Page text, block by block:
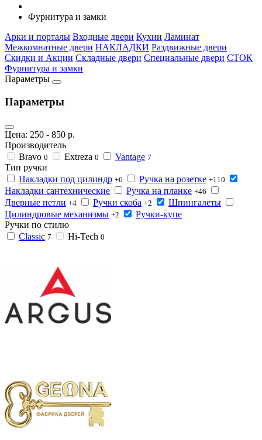
Фурнитура и замки
Арки и порталы Входные двери Кухни Ламинат
Межкомнатные двери НАКЛАДКИ Раздвижные двери
Скидки и Акции Складные двери Специальные двери СТОК
Фурнитура и замки
Параметры
Параметры
Цена: 250 - 850 р.
Производитель
Bravo 0 Extreza 0 Vantage 7
Тип ручки
Накладки под цилиндр +6 Ручка на розетке +110
Накладки сантехнические Ручка на планке +46
Дверные петли +4 Ручки скоба +2
Шпингалеты
Цилиндровые механизмы +2
Ручки-купе
Ручки по стилю
Classic 7 Hi-Tech 0